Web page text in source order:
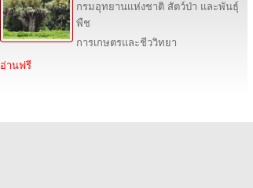
กรมอุทยานแห่งชาติ สัตว์ป่า และพันธุ์
พืช
การเกษตรและชีววิทยา
อ่านฟรี